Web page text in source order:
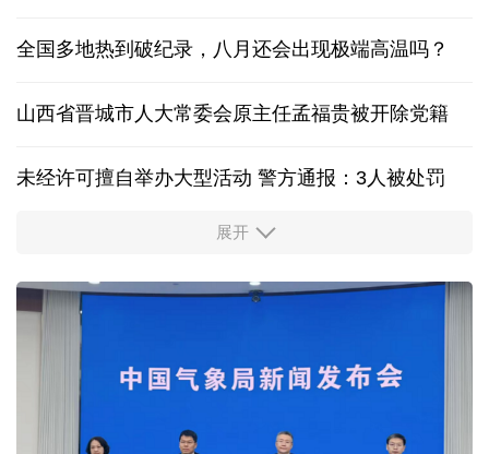
全国多地热到破纪录，八月还会出现极端高温吗？
山西省晋城市人大常委会原主任孟福贵被开除党籍
未经许可擅自举办大型活动 警方通报：3人被处罚
中国多地出台带薪休假新政 释放消费潜力
入境游火热 前7月北京离境退税各项数据均创新高
我国自阿根廷进口的牛肉已达到规定数量的50%
上半年我国黄金消费量511.412吨，同比增长1.23%
展开